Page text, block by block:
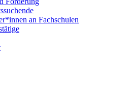
an Fachschulen